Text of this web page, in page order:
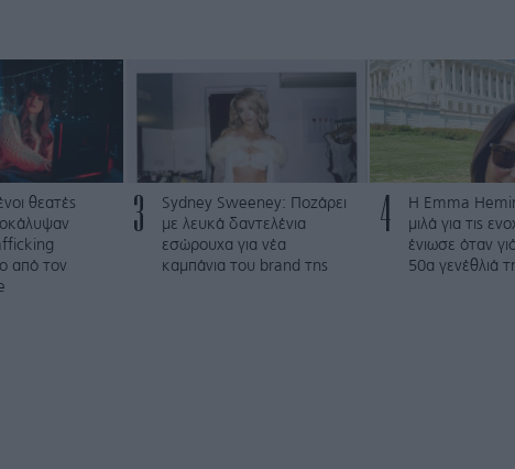
θεατές
από τον
3
Sydney Sweeney: Ποζάρει
με λευκά δαντελένια
εσώρουχα για νέα
καμπάνια του brand της
4
H Emma
μιλά για τις
ένιωσε όταν
50α γενέθλιά